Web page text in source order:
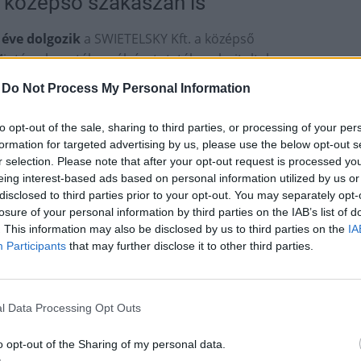
Do Not Process My Personal Information
opt-out of the sale, sharing to third parties, or processing of your
for targeted advertising by us, please use the below opt-out
selection. Please note that after your opt-out request is processed
interest-based ads based on personal information utilized by us
to third parties prior to your opt-out. You may separately
of your personal information by third parties on the IAB’s list of
This information may also be disclosed by us to third parties on the
Participants that may further disclose it to other third parties.
Data Processing Opt Outs
opt-out of the Sharing of my personal data.
dolgozik a SWIETELSKY Kft. a középső
elnyerték a pályázatot, télen elrajtoltak az
a Ferenciek tere és az Arany János utca
vagy kiemelt óvatosságot igénylő darus
szállították át a déli szakaszon található
át.
ábrázolja.